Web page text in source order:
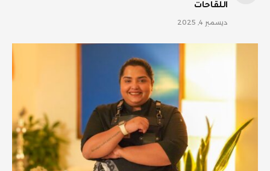
اللقاحات
ديسمبر 4, 2025